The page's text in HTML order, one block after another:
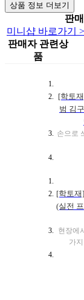
상품 정보 더보기
판
미니샵 바로가기 >
판매자 관련상
품
[학토
범 김
손으로
[학토재
(실전
현장에
가